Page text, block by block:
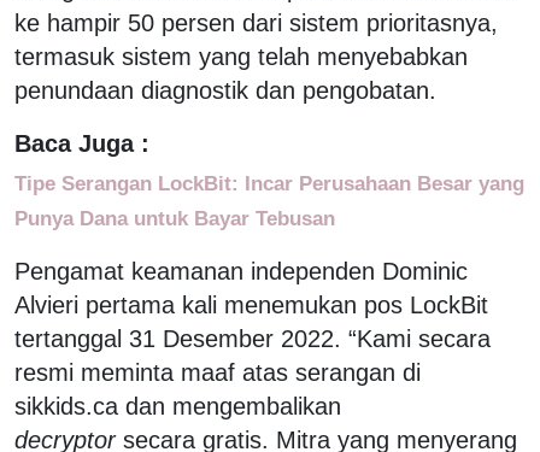
ke hampir 50 persen dari sistem prioritasnya,
termasuk sistem yang telah menyebabkan
penundaan diagnostik dan pengobatan.
Baca Juga :
Tipe Serangan LockBit: Incar Perusahaan Besar yang
Punya Dana untuk Bayar Tebusan
Pengamat keamanan independen Dominic
Alvieri pertama kali menemukan pos LockBit
tertanggal 31 Desember 2022. “Kami secara
resmi meminta maaf atas serangan di
sikkids.ca dan mengembalikan
decryptorsecara gratis. Mitra yang menyerang